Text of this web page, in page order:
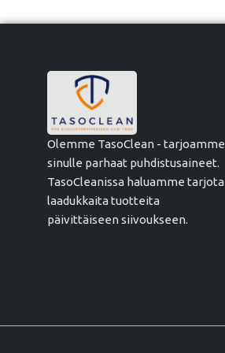
Olemme TasoClean - tarjoamme
sinulle parhaat puhdistusaineet.
TasoCleanissa haluamme tarjota
laadukkaita tuotteita
päivittäiseen siivoukseen.